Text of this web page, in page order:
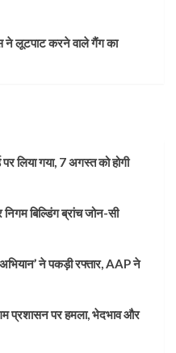
ने लूटपाट करने वाले गैंग का
पर लिया गया, 7 अगस्त को होगी
बिल्डिंग ब्रांच जोन-सी
अभियान’ ने पकड़ी रफ्तार, AAP ने
प्रशासन पर हमला, भेदभाव और